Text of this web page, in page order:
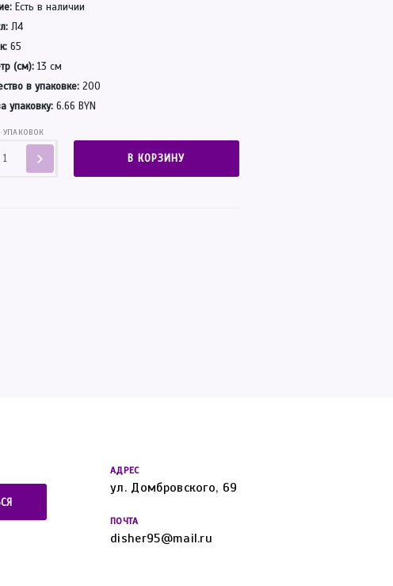
Есть в наличии
Л4
65
(см): 13 см
в упаковке: 200
упаковку:6.66 BYN
УПАКОВОК
В КОРЗИНУ
АДРЕС
ул. Домбровского, 69
ПОЧТА
disher95@mail.ru